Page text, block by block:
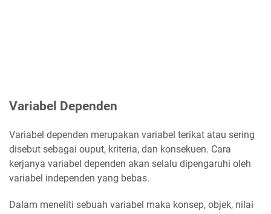
Variabel Dependen
Variabel dependen merupakan variabel terikat atau sering
disebut sebagai ouput, kriteria, dan konsekuen. Cara
kerjanya variabel dependen akan selalu dipengaruhi oleh
variabel independen yang bebas.
Dalam meneliti sebuah variabel maka konsep, objek, nilai